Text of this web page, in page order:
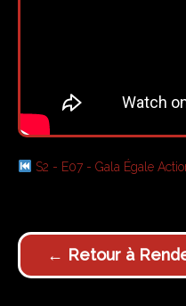
S2 - E07 - Gala Égale
← Retour à